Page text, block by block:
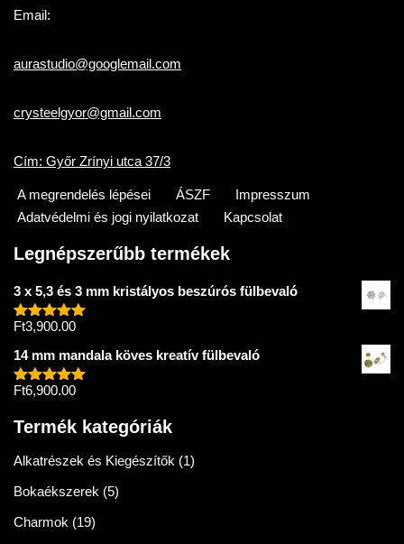
Email:
aurastudio@googlemail.com
crysteelgyor@gmail.com
Cím: Győr Zrínyi utca 37/3
A megrendelés lépései ÁSZF
Impresszum
Adatvédelmi és jogi nyilatkozat
Kapcsolat
Legnépszerűbb termékek
3 x 5,3 és 3 mm kristályos beszúrós fülbevaló
Értékelés:
Ft3,900.00
14 mm mandala köves kreatív fülbevaló
Értékelés:
Ft6,900.00
Termék kategóriák
Alkatrészek és Kiegészítők (1)
Bokaékszerek (5)
Charmok (19)